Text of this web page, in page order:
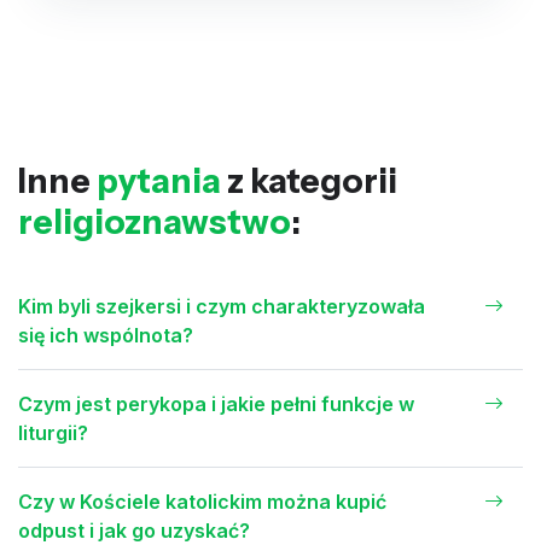
Inne pytania z kategorii
religioznawstwo:
Kim byli szejkersi i czym charakteryzowała
się ich wspólnota?
Czym jest perykopa i jakie pełni funkcje w
liturgii?
Czy w Kościele katolickim można kupić
odpust i jak go uzyskać?